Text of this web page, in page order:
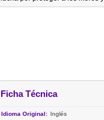
Ficha Técnica
Idioma Original: Inglés